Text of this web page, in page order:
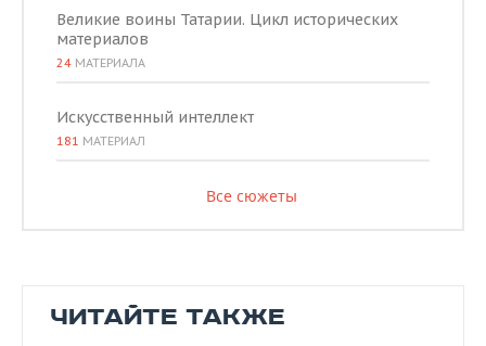
Великие воины Татарии. Цикл исторических
материалов
24 МАТЕРИАЛА
Искусственный интеллект
181 МАТЕРИАЛ
Все сюжеты
ЧИТАЙТЕ ТАКЖЕ